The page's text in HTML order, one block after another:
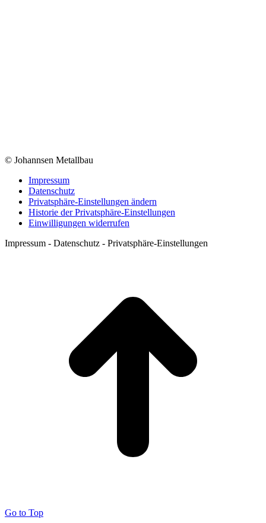
© Johannsen Metallbau
Impressum
Datenschutz
Privatsphäre-Einstellungen ändern
Historie der Privatsphäre-Einstellungen
Einwilligungen widerrufen
Impressum - Datenschutz - Privatsphäre-Einstellungen
Go to Top